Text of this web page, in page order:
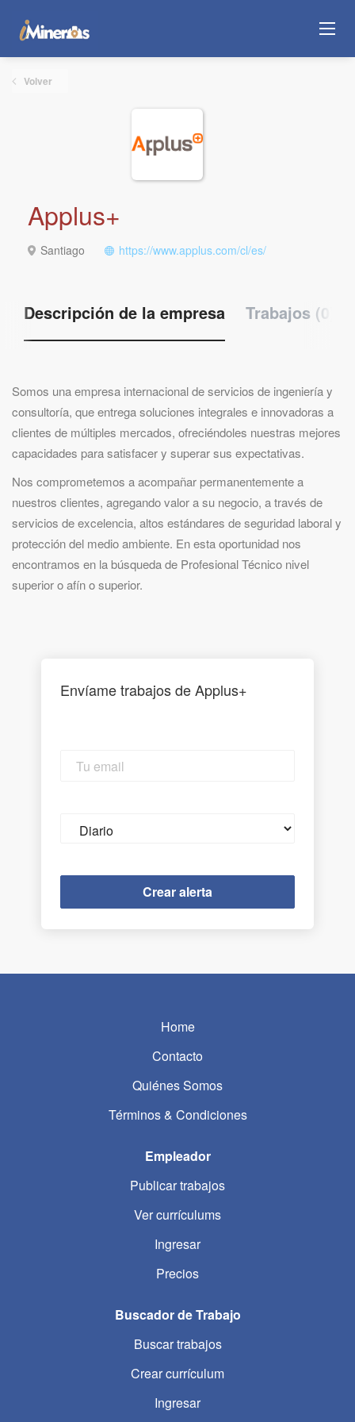
Volver
Applus+
Santiago https://www.applus.com/cl/es/
Descripción de la empresa Trabajos (0)
Somos una empresa internacional de servicios de ingeniería y
consultoría, que entrega soluciones integrales e innovadoras a
clientes de múltiples mercados, ofreciéndoles nuestras mejores
capacidades para satisfacer y superar sus expectativas.
Nos comprometemos a acompañar permanentemente a
nuestros clientes, agregando valor a su negocio, a través de
servicios de excelencia, altos estándares de seguridad laboral y
protección del medio ambiente. En esta oportunidad nos
encontramos en la búsqueda de Profesional Técnico nivel
superior o afín o superior.
Envíame trabajos de Applus+
email
frequency
Home
Contacto
Quiénes Somos
Términos & Condiciones
Empleador
Publicar trabajos
Ver currículums
Ingresar
Precios
Buscador de Trabajo
Buscar trabajos
Crear currículum
Ingresar